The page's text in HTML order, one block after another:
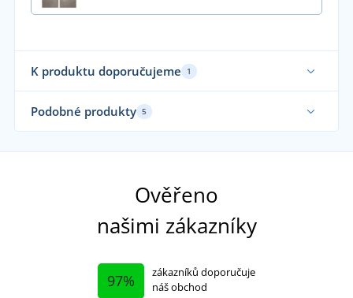
K produktu doporučujeme 1
Podobné produkty 5
Ověřeno
našimi zákazníky
97%
zákazníků doporučuje
náš obchod